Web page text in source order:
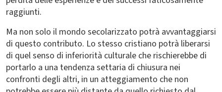
raggiunti.
Ma non solo il mondo secolarizzato potrà avvantaggiarsi
di questo contributo. Lo stesso cristiano potrà liberarsi
di quel senso di inferiorità culturale che rischierebbe di
portarlo a una tendenza settaria di chiusura nei
confronti degli altri, in un atteggiamento che non